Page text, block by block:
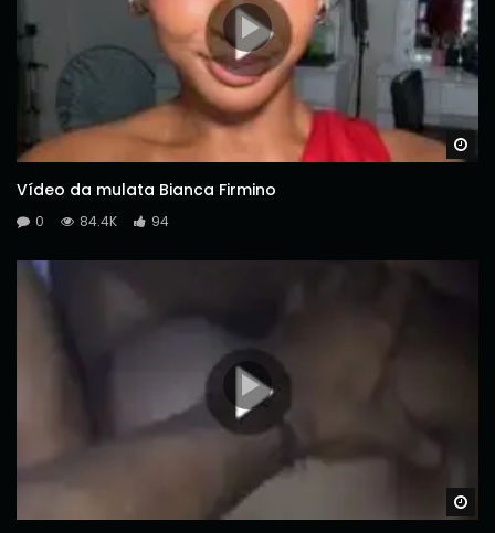
Vídeo da mulata Bianca Firmino
0 84.4K 94